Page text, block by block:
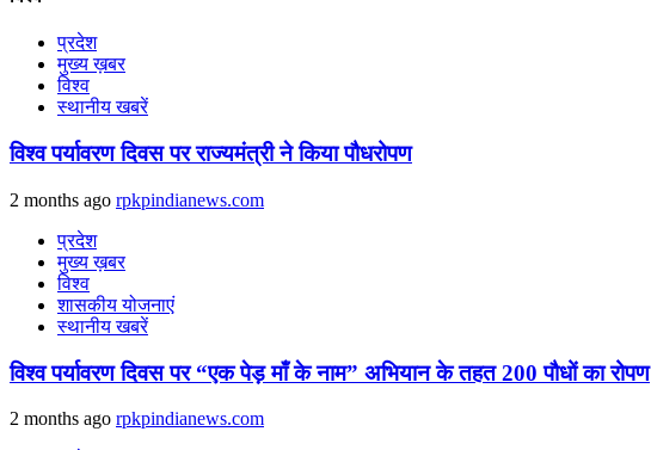
प्रदेश
मुख्य ख़बर
विश्व
स्थानीय खबरें
विश्व पर्यावरण दिवस पर राज्यमंत्री ने किया पौधरोपण
2 months ago rpkpindianews.com
प्रदेश
मुख्य ख़बर
विश्व
शासकीय योजनाएं
स्थानीय खबरें
विश्व पर्यावरण दिवस पर “एक पेड़ माँ के नाम” अभियान के तहत 200 पौधों का रोपण
2 months ago rpkpindianews.com